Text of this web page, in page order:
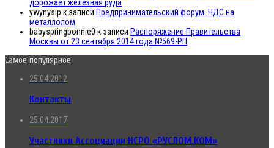
дорожает железная руда
ywynysip к записи Предпринимательский форум. НДС на
металлолом
babyspringbonnie0 к записи Распоряжение Правительства
Москвы от 23 сентября 2014 года №569-РП
Самое популярное
25.04.2012
Контакты
25.04.2017
Участники Ассоциации НСРО «РУСЛОМ.КОМ»